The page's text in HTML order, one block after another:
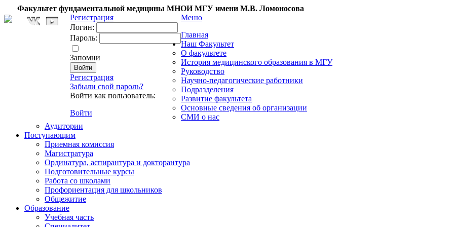
Факультет фундаментальной медицины МНОИ МГУ имени М.В. Ломоносова
Регистрация
Логин:
Пароль:
Запомни
Регистрация
Забыли свой пароль?
Войти как пользователь:
Войти
Меню
Главная
Наш Факультет
О факультете
История медицинского образования в МГУ
Руководство
Научно-педагогические работники
Подразделения
Развитие факультета
Основные сведения об организации
СМИ о нас
Аудитории
Поступающим
Приемная комиссия
Магистратура
Ординатура, аспирантура и докторантура
Подготовительные курсы
Работа со школами
Профориентация для школьников
Общежитие
Образование
Учебная часть